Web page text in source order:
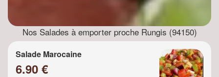
Nos Salades à emporter proche Rungis (94150)
Salade Marocaine
6.90 €